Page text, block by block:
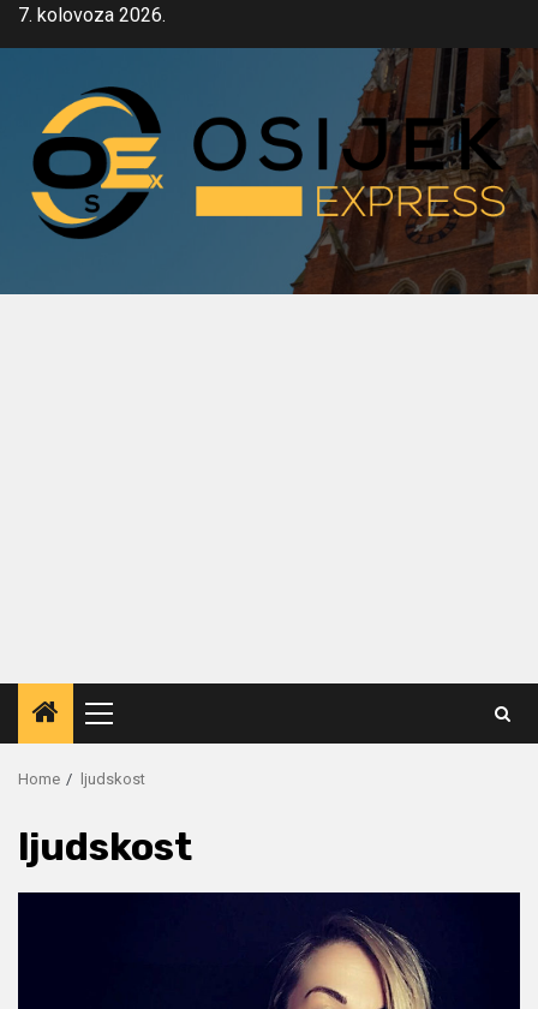
Skip7. kolovoza 2026.
Primary
Menu
Home ljudskost
ljudskost